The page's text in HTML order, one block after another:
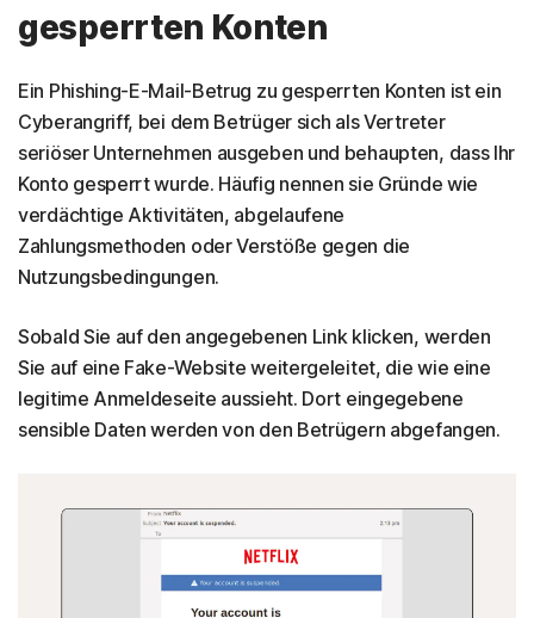
gesperrten Konten
Ein Phishing-E-Mail-Betrug zu gesperrten Konten ist ein
Cyberangriff, bei dem Betrüger sich als Vertreter
seriöser Unternehmen ausgeben und behaupten, dass Ihr
Konto gesperrt wurde. Häufig nennen sie Gründe wie
verdächtige Aktivitäten, abgelaufene
Zahlungsmethoden oder Verstöße gegen die
Nutzungsbedingungen.
Sobald Sie auf den angegebenen Link klicken, werden
Sie auf eine Fake-Website weitergeleitet, die wie eine
legitime Anmeldeseite aussieht. Dort eingegebene
sensible Daten werden von den Betrügern abgefangen.